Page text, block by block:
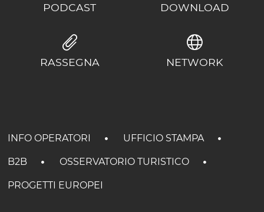
PODCAST DOWNLOAD
RASSEGNA NETWORK
INFO OPERATORI UFFICIO STAMPA
B2B OSSERVATORIO TURISTICO
PROGETTI EUROPEI